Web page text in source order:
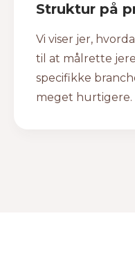
Struktur på
Vi viser jer,
til at målrette
specifikke
meget hurtigere.